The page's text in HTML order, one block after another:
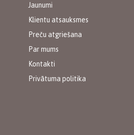
Jaunumi
Klientu atsauksmes
Preču atgriešana
Par mums
Kontakti
Privātuma politika